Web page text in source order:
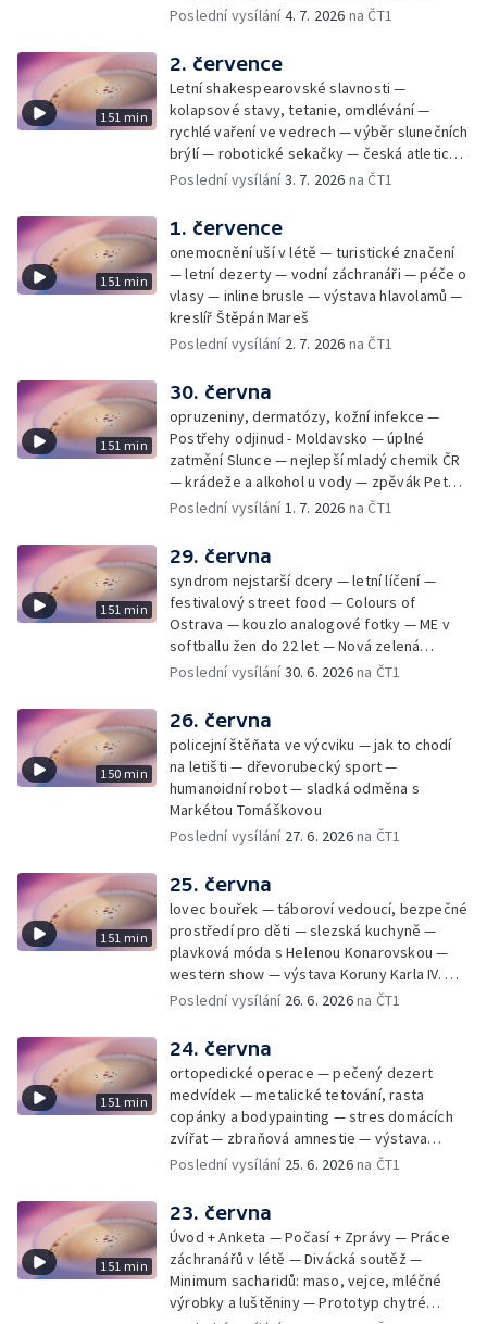
Samko
Poslední vysílání4. 7. 2026 na ČT1
151 min
2. července
Letní shakespearovské slavnosti —
kolapsové stavy, tetanie, omdlévání —
rychlé vaření ve vedrech — výběr slunečních
brýlí — robotické sekačky — česká atletická
rekordmanka — psí seriál: výmarský
Poslední vysílání3. 7. 2026 na ČT1
151 min
1. července
onemocnění uší v létě — turistické značení
— letní dezerty — vodní záchranáři — péče o
vlasy — inline brusle — výstava hlavolamů —
kreslíř Štěpán Mareš
Poslední vysílání 2. 7. 2026 na ČT1
151 min
30. června
opruzeniny, dermatózy, kožní infekce —
Postřehy odjinud - Moldavsko — úplné
zatmění Slunce — nejlepší mladý chemik ČR
— krádeže a alkohol u vody — zpěvák Peter
Cmorik
Poslední vysílání1. 7. 2026 na ČT1
151 min
29. června
syndrom nejstarší dcery — letní líčení —
festivalový street food — Colours of
Ostrava — kouzlo analogové fotky — ME v
softballu žen do 22 let — Nová zelená
úsporám — Global Teacher Prize Czech
Poslední vysílání30. 6. 2026na ČT1
150 min
26. června
policejní štěňata ve výcviku — jak to chodí
na letišti — dřevorubecký sport —
humanoidní robot — sladká odměna s
Markétou Tomáškovou
Poslední vysílání 27. 6. 2026na ČT1
151 min
25. června
lovec bouřek — táboroví vedoucí, bezpečné
prostředí pro děti — slezská kuchyně —
plavková móda s Helenou Konarovskou —
western show — výstava Koruny Karla IV. —
mladý lezecký fenomén Josef Šindel
Poslední vysílání 26. 6. 2026na ČT1
151 min
24. června
ortopedické operace — pečený dezert
medvídek — metalické tetování, rasta
copánky a bodypainting — stres domácích
zvířat — zbraňová amnestie — výstava
mikrofotografií rostlin — fenomenální
Poslední vysílání 25. 6. 2026na ČT1
151 min
23. června
Úvod + Anketa — Počasí + Zprávy — Práce
záchranářů v létě — Divácká soutěž —
Minimum sacharidů: maso, vejce, mléčné
výrobky a luštěniny — Prototyp chytré